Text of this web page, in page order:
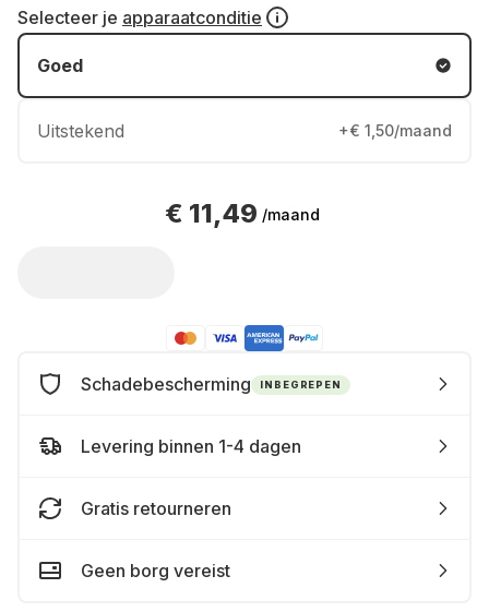
Selecteer je apparaatconditie
Goed
Uitstekend +€ 1,50/maand
€ 11,49 /maand
Schadebescherming INBEGREPEN
Levering binnen 1-4 dagen
Gratis retourneren
Geen borg vereist